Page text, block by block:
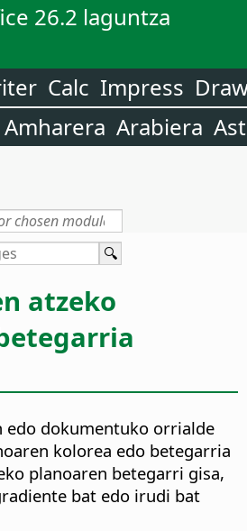
26.2 laguntza
Calc Impress
Amharera Arabiera
atzeko
edo dokumentuko orrialde
kolorea edo betegarria
planoaren betegarri gisa,
bat edo irudi bat